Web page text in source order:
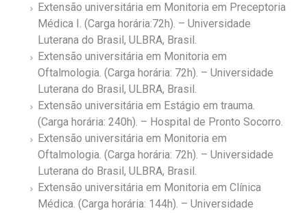
Extensão universitária em Monitoria em Preceptoria
Médica I. (Carga horária:72h). – Universidade
Luterana do Brasil, ULBRA, Brasil.
Extensão universitária em Monitoria em
Oftalmologia. (Carga horária: 72h). – Universidade
Luterana do Brasil, ULBRA, Brasil.
Extensão universitária em Estágio em trauma.
(Carga horária: 240h). – Hospital de Pronto Socorro.
Extensão universitária em Monitoria em
Oftalmologia. (Carga horária: 72h). – Universidade
Luterana do Brasil, ULBRA, Brasil.
Extensão universitária em Monitoria em Clínica
Médica. (Carga horária: 144h). – Universidade